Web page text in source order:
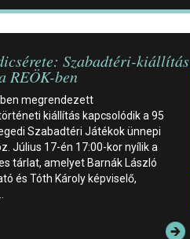
Szabadtéri-kiállítás
REÖK-ben
ben megrendezett
kiállítás kapcsolódik a 95
Szabadtéri Játékok ünnepi
Július 17-én 17:00-kor nyílik a
tárlat, amelyet Barnák László
és Tóth Károly képviselő,